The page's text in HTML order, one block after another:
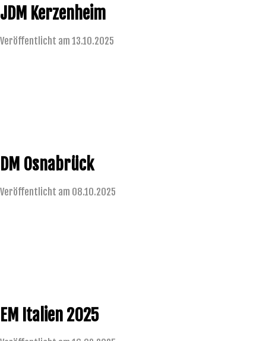
JDM Kerzenheim
Veröffentlicht am 13.10.2025
DM Osnabrück
Veröffentlicht am 08.10.2025
EM Italien 2025